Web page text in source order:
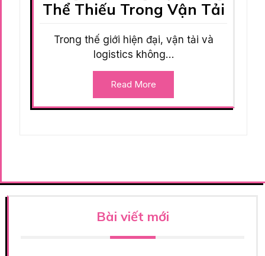
Thể Thiếu Trong Vận Tải
Trong thế giới hiện đại, vận tải và
logistics không…
Read More
Bài viết mới